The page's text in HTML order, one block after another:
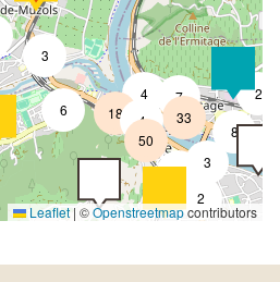
2
2
8
3
6
4
4
18
7
2
3
50
33
Leaflet | ©Openstreetmapcontributors